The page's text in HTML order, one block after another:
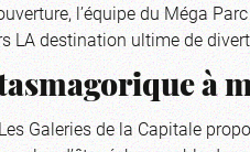
l’équipe du Méga
LA destination ultime de
à
Galeries de la Capitale